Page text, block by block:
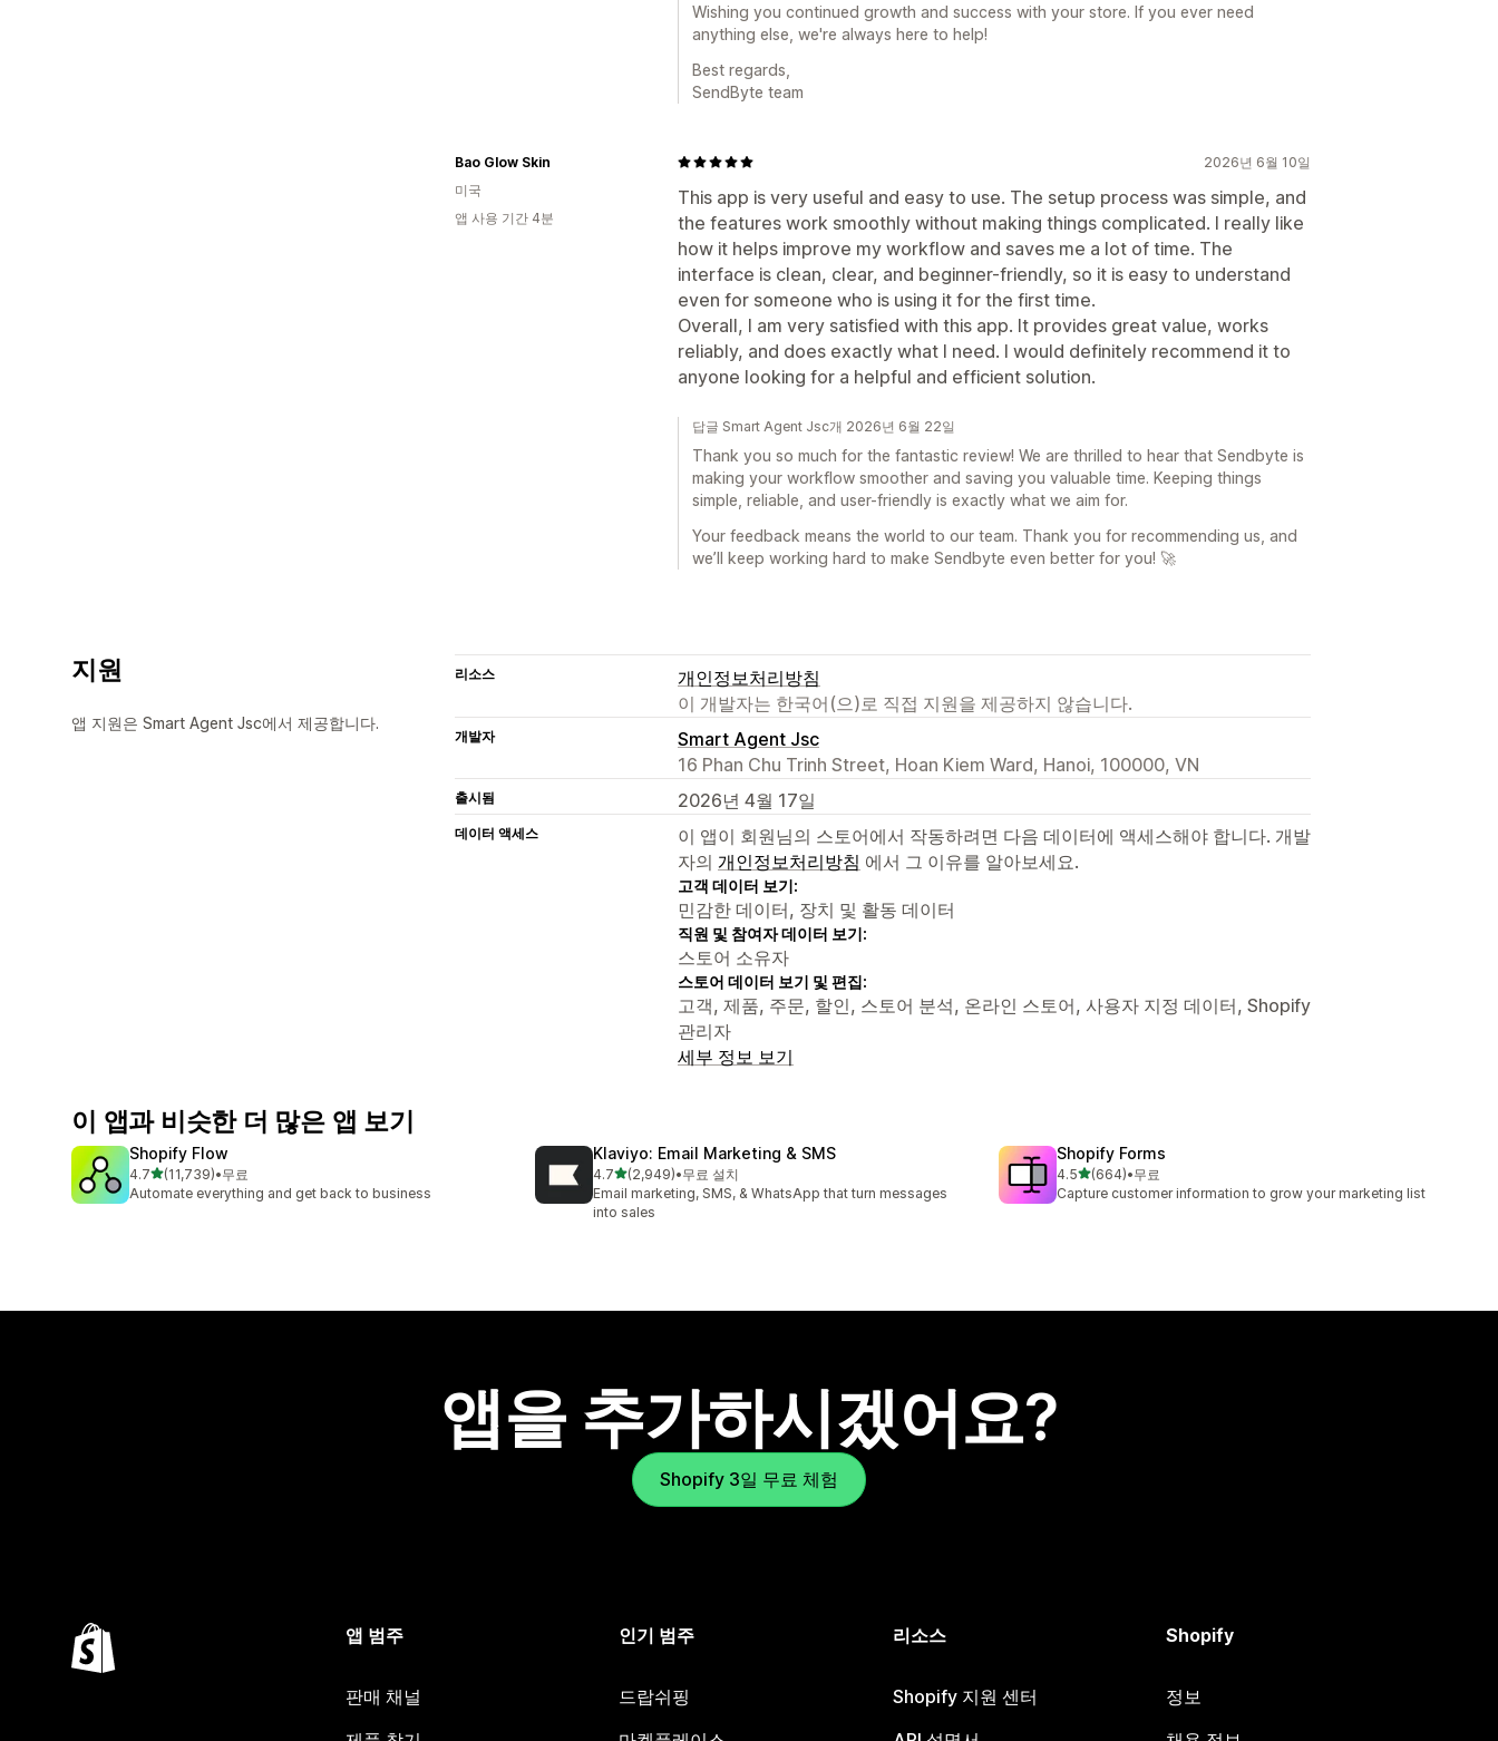
Wishing you continued growth and success with your store. If you ever need
anything else, we're always here to help!
Best regards,
SendByte team
2026년 6월 10일
This app is very useful and easy to use. The setup process was simple, and
the features work smoothly without making things complicated. I really like
how it helps improve my workflow and saves me a lot of time. The
interface is clean, clear, and beginner-friendly, so it is easy to understand
even for someone who is using it for the first time.
Overall, I am very satisfied with this app. It provides great value, works
reliably, and does exactly what I need. I would definitely recommend it to
anyone looking for a helpful and efficient solution.
Bao Glow Skin
미국
앱 사용 기간 4분
답글 Smart Agent Jsc개 2026년 6월 22일
Thank you so much for the fantastic review! We are thrilled to hear that Sendbyte is
making your workflow smoother and saving you valuable time. Keeping things
simple, reliable, and user-friendly is exactly what we aim for.
Your feedback means the world to our team. Thank you for recommending us, and
we’ll keep working hard to make Sendbyte even better for you! 🚀
지원
앱 지원은 Smart Agent Jsc에서 제공합니다.
리소스
개인정보처리방침
이 개발자는 한국어(으)로 직접 지원을 제공하지 않습니다.
개발자
Smart Agent Jsc
16 Phan Chu Trinh Street, Hoan Kiem Ward, Hanoi, 100000, VN
출시됨 2026년 4월 17일
데이터 액세스
이 앱이 회원님의 스토어에서 작동하려면 다음 데이터에 액세스해야 합니다. 개발
자의 개인정보처리방침 에서 그 이유를 알아보세요.
고객 데이터 보기:
민감한 데이터, 장치 및 활동 데이터
직원 및 참여자 데이터 보기:
스토어 소유자
스토어 데이터 보기 및 편집:
고객, 제품, 주문, 할인, 스토어 분석, 온라인 스토어, 사용자 지정 데이터, Shopify
관리자
세부 정보 보기
이 앱과 비슷한 더 많은 앱 보기
Shopify Flow
4.7별 5개 중
(11,739)
총 리뷰 11739개
•무료
Automate everything and get back to business
Klaviyo: Email Marketing & SMS
4.7별 5개 중
(2,949)
총 리뷰 2949개
•무료 설치
Email marketing, SMS, & WhatsApp that turn messages
into sales
Shopify Forms
4.5별 5개 중
(664)
총 리뷰 664개
•무료
Capture customer information to grow your marketing list
앱을 추가하시겠어요?
Shopify 3일 무료 체험
앱 범주
판매 채널
인기 범주
드랍쉬핑
리소스
Shopify 지원 센터
Shopify
정보